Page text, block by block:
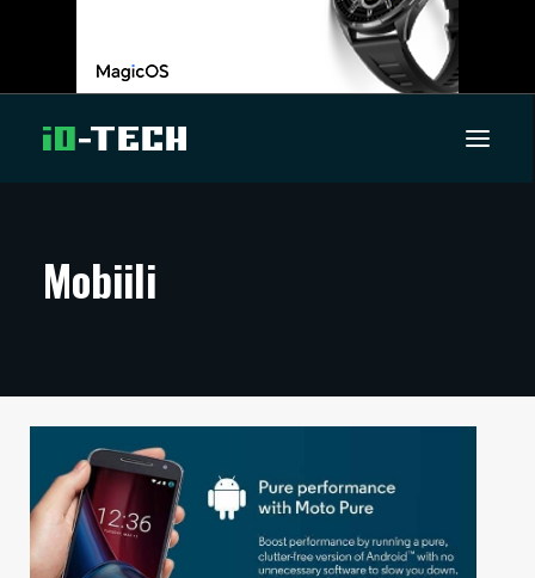
ARTIKKELIT
TECHBBS
HINTA.FI
KAUPPA
Mobiili